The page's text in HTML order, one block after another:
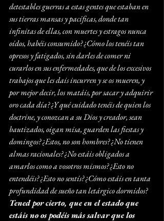
detestables guerras a estas gentes que estaban en
sus tierras mansas y pacíficas, donde tan
infinitas de ellas, con muertes y estragos nunca
oídos, habéis consumido? ¿Cómo los tenéis tan
opresos y fatigados, sin darles de comer ni
curarlos en sus enfermedades, que de los excesivos
trabajos que les dais incurren y se os mueren, y
por mejor decir, los matáis, por sacar y adquirir
oro cada día? ¿Y qué cuidado tenéis de quien los
doctrine, y conozcan a su Dios y creador, sean
bautizados, oigan misa, guarden las fiestas y
domingos? ¿Estos, no son hombres? ¿No tienen
almas racionales? ¿No estáis obligados a
amarlos como a vosotros mismos? ¿Esto no
entendéis? ¿Esto no sentís? ¿Cómo estáis en tanta
profundidad de sueño tan letárgico dormidos?
Tened por cierto, que en el estado que
estáis no os podéis más salvar que los